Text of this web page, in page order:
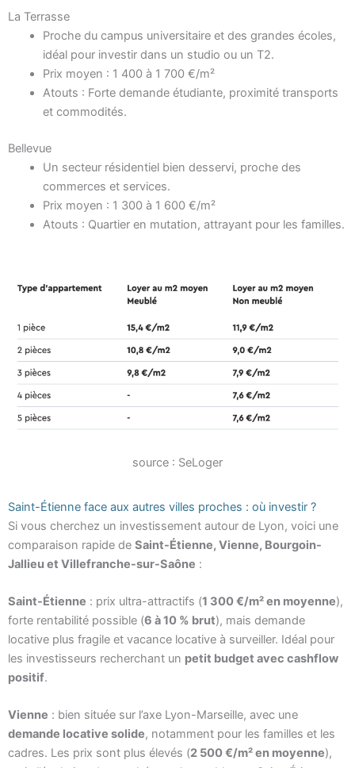
La Terrasse
Proche du campus universitaire et des grandes écoles,
idéal pour investir dans un studio ou un T2.
Prix moyen : 1 400 à 1 700 €/m²
Atouts : Forte demande étudiante, proximité transports
et commodités.
Bellevue
Un secteur résidentiel bien desservi, proche des
commerces et services.
Prix moyen : 1 300 à 1 600 €/m²
Atouts : Quartier en mutation, attrayant pour les familles.
source : SeLoger
Saint-Étienne face aux autres villes proches : où investir ?
Si vous cherchez un investissement autour de Lyon, voici une
comparaison rapide de Saint-Étienne, Vienne, Bourgoin-
Jallieu et Villefranche-sur-Saône :
Saint-Étienne : prix ultra-attractifs (1 300 €/m² en moyenne),
forte rentabilité possible (6 à 10 % brut), mais demande
locative plus fragile et vacance locative à surveiller. Idéal pour
les investisseurs recherchant un petit budget avec cashflow
positif.
Vienne : bien située sur l’axe Lyon-Marseille, avec une
demande locative solide, notamment pour les familles et les
cadres. Les prix sont plus élevés (2 500 €/m² en moyenne),